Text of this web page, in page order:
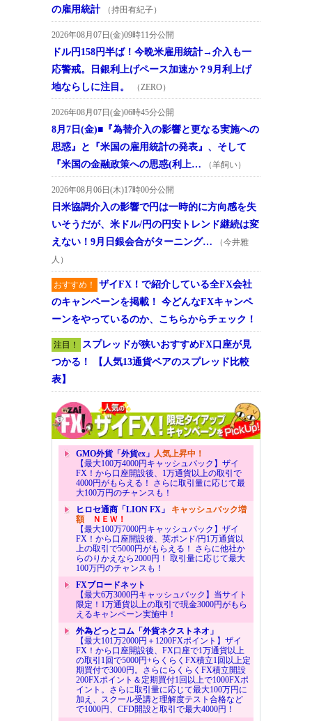
の雇用統計
（持田有紀子）
2026年08月07日(金)09時11分公開
ドル円158円半ば！今晩米雇用統計→介入も一
応警戒。日銀利上げペース加速か？9月利上げ
地ならしに注目。
（ZERO）
2026年08月07日(金)06時45分公開
8月7日(金)■『為替介入の影響と更なる実施への
思惑』と『米国の雇用統計の発表』、そして
『米国の金融政策への思惑(利上…
（羊飼い）
2026年08月06日(木)17時00分公開
日米協調介入の影響で円は一時的に方向感を失
いそうだが、米ドル/円の円安トレンド継続は変
えない！9月日銀会合がターニング…
（今井雅
人）
おすすめ！
ザイFX！で紹介している全FX会社
のキャンペーンを掲載！ 今どんなFXキャンペ
ーンをやっているのか、こちらからチェック！
注目！
スプレッドが狭いおすすめFX口座が見
つかる！ 【人気13通貨ペアのスプレッド比較
表】
GMO外貨「外貨ex」 人気上昇中！
【最大100万4000円キャッシュバック】ザイ
FX！から口座開設後、1万通貨以上の取引で
4000円がもらえる！ さらに取引量に応じて最
大100万円のチャンスも！
ヒロセ通商「LION FX」 キャッシュバック増
額ＮＥＷ！
【最大100万7000円キャッシュバック】ザイ
FX！から口座開設後、英ポンド/円1万通貨以
上の取引で5000円がもらえる！ さらに他社か
らのりかえなら2000円！ 取引量に応じて最大
100万円のチャンスも！
FXブロードネット
【最大6万3000円キャッシュバック】当サイト
限定！1万通貨以上の取引で現金3000円がもら
えるキャンペーン実施中！
外為どっとコム「外貨ネクストネオ」
【最大101万2000円＋1200FXポイント】ザイ
FX！から口座開設後、FX口座で1万通貨以上
の取引1回で5000円+らくらくFX積立1回以上定
期買付で3000円。さらにらくらくFX積立開設
200FXポイント＆定期買付1回以上で1000FXポ
イント。さらに取引量に応じて最大100万円に
加え、スクール受講と理解度テスト合格など
で1000円、CFD開設と取引で最大4000円！